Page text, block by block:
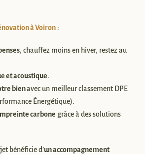
à Voiron :
, chauffez moins en hiver, restez au
et acoustique.
bienavec un meilleur classement DPE
Énergétique).
carbone grâce à des solutions
bénéficie d’un accompagnement